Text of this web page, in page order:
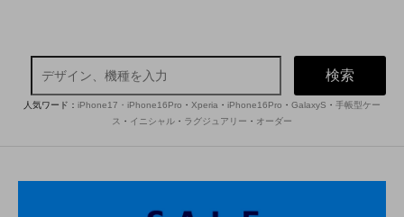
検索
人気ワード： iPhone17・iPhone16Pro ・ Xperia ・ iPhone16Pro ・ GalaxyS ・ 手帳型ケー
ス ・ イニシャル ・ ラグジュアリー ・ オーダー